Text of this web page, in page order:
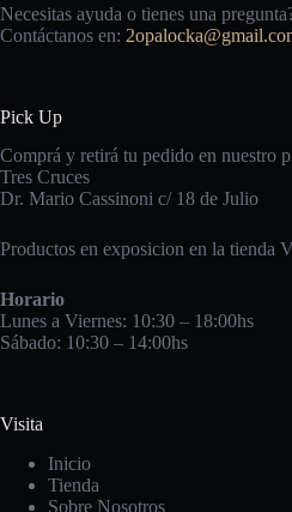
Necesitas ayuda o tienes una
Contáctanos en:
Pick Up
Comprá y retirá tu pedido en nuestro
Tres Cruces
Dr. Mario Cassinoni c/ 18 de Julio
Productos en exposicion en la tienda
Horario
Lunes a Viernes: 10:30 – 18:00hs
Sábado: 10:30 – 14:00hs
Visita
Inicio
Tienda
Sobre Nosotros